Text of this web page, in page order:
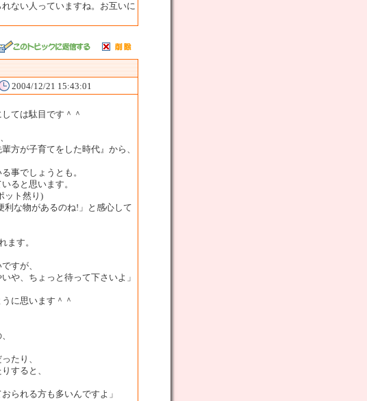
ない人っていますね。お互いに
2004/12/21 15:43:01
ては駄目です＾＾
方が子育てをした時代』から、
事でしょうとも。
ると思います。
ット然り)
な物があるのね!」と感心して
ます。
すが、
や、ちょっと待って下さいよ」
に思います＾＾
たり、
すると、
られる方も多いんですよ」